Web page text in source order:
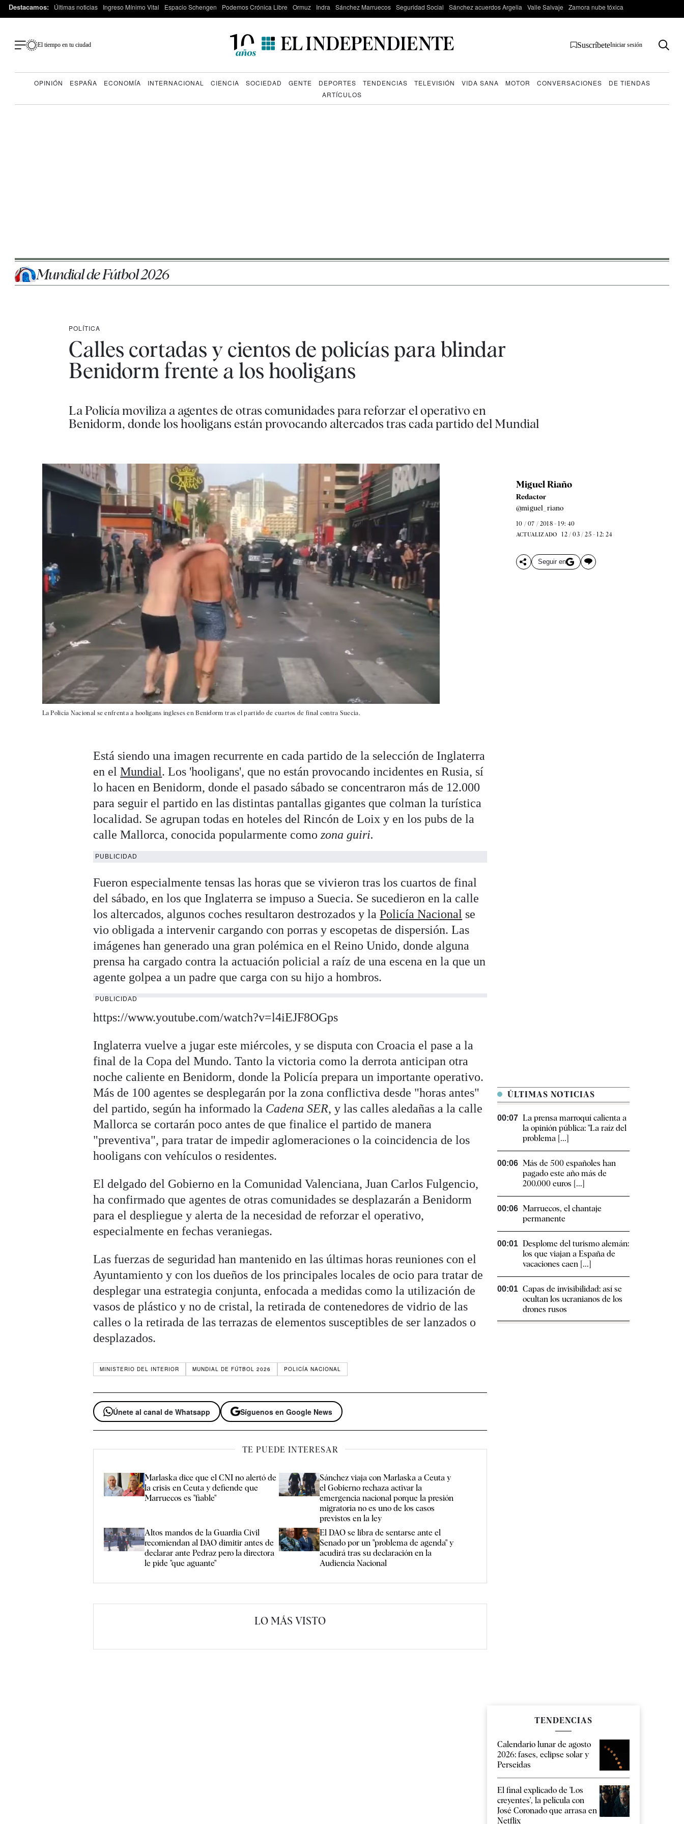
Destacamos: Últimas noticias Ingreso Mínimo Vital Espacio Schengen Podemos Crónica Libre Ormuz Indra Sánchez Marruecos Seguridad Social Sánchez acuerdos Argelia Valle Salvaje Zamora nube tóxica
El tiempo en tu ciudad SuscríbeteIniciar sesión
OPINIÓN ESPAÑA ECONOMÍA INTERNACIONAL CIENCIA SOCIEDAD GENTE DEPORTES TENDENCIAS TELEVISIÓN VIDA SANA MOTOR CONVERSACIONES
DE TIENDAS
ARTÍCULOS
Mundial de Fútbol 2026
POLÍTICA
Calles cortadas y cientos de policías para blindar
Benidorm frente a los hooligans
La Policía moviliza a agentes de otras comunidades para reforzar el operativo en
Benidorm, donde los hooligans están provocando altercados tras cada partido del Mundial
La Policía Nacional se enfrenta a hooligans ingleses en Benidorm tras el partido de cuartos de final contra Suecia.
Miguel Riaño
Redactor
@miguel_riano
10 / 07 / 2018 - 19: 40
ACTUALIZADO 12 / 03 / 25 - 12: 24
Seguir en
Está siendo una imagen recurrente en cada partido de la selección de Inglaterra
en elMundial. Los 'hooligans', que no están provocando incidentes en Rusia, sí
lo hacen en Benidorm, donde el pasado sábado se concentraron más de 12.000
para seguir el partido en las distintas pantallas gigantes que colman la turística
localidad. Se agrupan todas en hoteles del Rincón de Loix y en los pubs de la
calle Mallorca, conocida popularmente comozona guiri.
PUBLICIDAD
Fueron especialmente tensas las horas que se vivieron tras los cuartos de final
del sábado, en los que Inglaterra se impuso a Suecia. Se sucedieron en la calle
los altercados, algunos coches resultaron destrozados y laPolicía Nacional se
vio obligada a intervenir cargando con porras y escopetas de dispersión. Las
imágenes han generado una gran polémica en el Reino Unido, donde alguna
prensa ha cargado contra la actuación policial a raíz de una escena en la que un
agente golpea a un padre que carga con su hijo a hombros.
PUBLICIDAD
https://www.youtube.com/watch?v=l4iEJF8OGps
Inglaterra vuelve a jugar este miércoles, y se disputa con Croacia el pase a la
final de la Copa del Mundo. Tanto la victoria como la derrota anticipan otra
noche caliente en Benidorm, donde la Policía prepara un importante operativo.
Más de 100 agentes se desplegarán por la zona conflictiva desde "horas antes"
del partido, según ha informado la Cadena SER, y las calles aledañas a la calle
Mallorca se cortarán poco antes de que finalice el partido de manera
"preventiva", para tratar de impedir aglomeraciones o la coincidencia de los
hooligans con vehículos o residentes.
El delgado del Gobierno en la Comunidad Valenciana, Juan Carlos Fulgencio,
ha confirmado que agentes de otras comunidades se desplazarán a Benidorm
para el despliegue y alerta de la necesidad de reforzar el operativo,
especialmente en fechas veraniegas.
Las fuerzas de seguridad han mantenido en las últimas horas reuniones con el
Ayuntamiento y con los dueños de los principales locales de ocio para tratar de
desplegar una estrategia conjunta, enfocada a medidas como la utilización de
vasos de plástico y no de cristal, la retirada de contenedores de vidrio de las
calles o la retirada de las terrazas de elementos susceptibles de ser lanzados o
desplazados.
MINISTERIO DEL INTERIOR MUNDIAL DE FÚTBOL 2026 POLICÍA NACIONAL
Únete al canal de Whatsapp Síguenos en Google News
TE PUEDE INTERESAR
Marlaska dice que el CNI no alertó de
la crisis en Ceuta y defiende que
Marruecos es "fiable"
Sánchez viaja con Marlaska a Ceuta y
el Gobierno rechaza activar la
emergencia nacional porque la presión
migratoria no es uno de los casos
previstos en la ley
Altos mandos de la Guardia Civil
recomiendan al DAO dimitir antes de
declarar ante Pedraz pero la directora
le pide "que aguante"
El DAO se libra de sentarse ante el
Senado por un "problema de agenda" y
acudirá tras su declaración en la
Audiencia Nacional
LO MÁS VISTO
ÚLTIMAS NOTICIAS
00:07 La prensa marroquí calienta a
la opinión pública: "La raíz del
problema [...]
00:06 Más de 500 españoles han
pagado este año más de
200.000 euros [...]
00:06 Marruecos, el chantaje
permanente
00:01 Desplome del turismo alemán:
los que viajan a España de
vacaciones caen [...]
00:01 Capas de invisibilidad: así se
ocultan los ucranianos de los
drones rusos
TENDENCIAS
Calendario lunar de agosto
2026: fases, eclipse solar y
Perseidas
El final explicado de 'Los
creyentes', la película con
José Coronado que arrasa en
Netflix